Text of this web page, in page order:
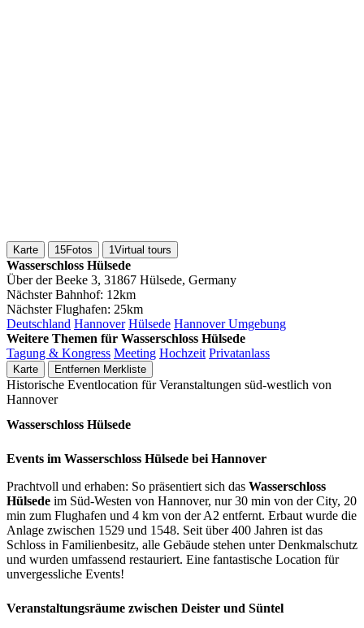
Karte 15Fotos 1Virtual tours
Wasserschloss Hülsede
Über der Beeke 3, 31867 Hülsede, Germany
Nächster Bahnhof: 12km
Nächster Flughafen: 25km
Deutschland Hannover Hülsede Hannover Umgebung
Weitere Themen für Wasserschloss Hülsede
Tagung & Kongress Meeting Hochzeit Privatanlass
Karte Entfernen Merkliste
Historische Eventlocation für Veranstaltungen süd-westlich von
Hannover
Wasserschloss Hülsede
Events im Wasserschloss Hülsede bei Hannover
Prachtvoll und erhaben: So präsentiert sich das Wasserschloss
Hülsede im Süd-Westen von Hannover, nur 30 min von der City, 20
min zum Flughafen und 4 km von der A2 entfernt. Erbaut wurde die
Anlage zwischen 1529 und 1548. Seit über 400 Jahren ist das
Schloss in Familienbesitz, alle Gebäude stehen unter Denkmalschutz
und wurden umfassend restauriert. Eine fantastische Location für
unvergessliche Events!
Veranstaltungsräume zwischen Deister und Süntel